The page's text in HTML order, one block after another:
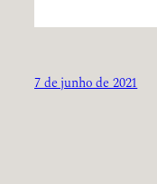
7 de junho de 2021